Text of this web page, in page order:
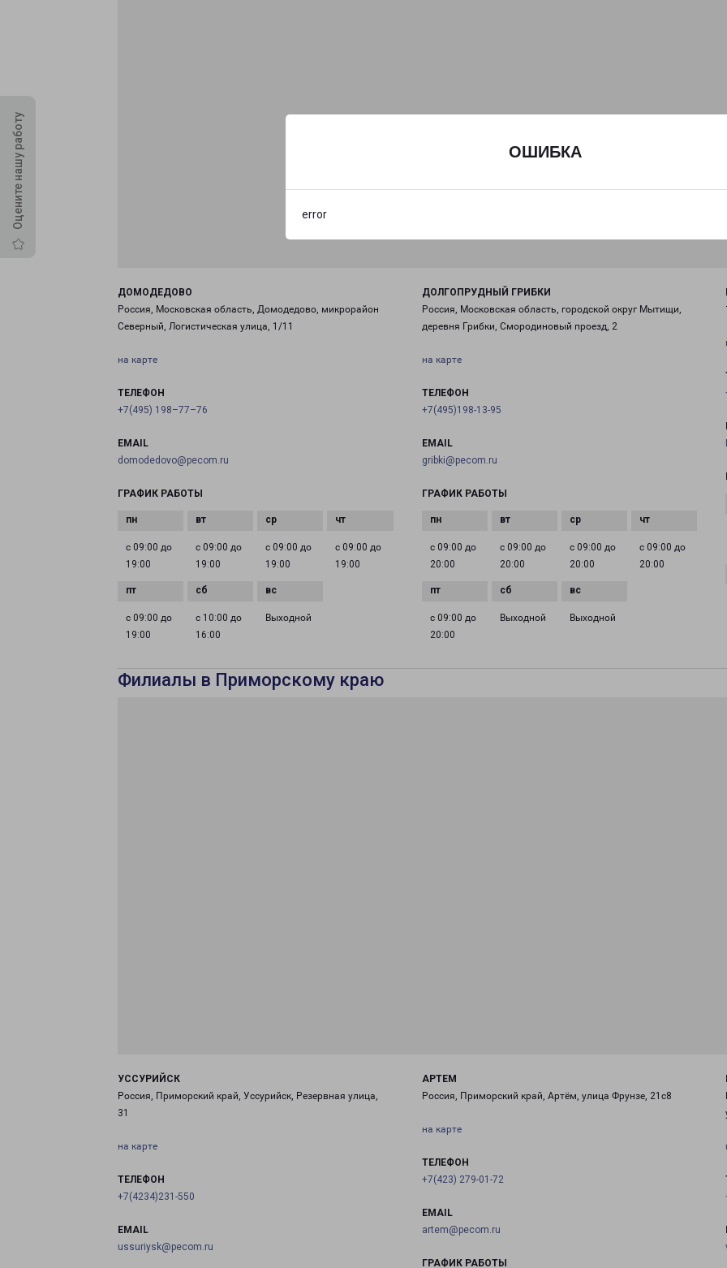
ОШИБКА
error
Оцените нашу работу
ДОМОДЕДОВО
Россия, Московская область, Домодедово, микрорайон
Северный, Логистическая улица, 1/11
на карте
ТЕЛЕФОН
+7(495) 198–77–76
EMAIL
domodedovo@pecom.ru
ГРАФИК РАБОТЫ
с 09:00 до
19:00
с 09:00 до
19:00
с 09:00 до
19:00
с 09:00 до
19:00
с 09:00 до
19:00
с 10:00 до
16:00
Выходной
ДОЛГОПРУДНЫЙ ГРИБКИ
Россия, Московская область, городской округ Мытищи,
деревня Грибки, Смородиновый проезд, 2
на карте
ТЕЛЕФОН
+7(495)198-13-95
EMAIL
gribki@pecom.ru
ГРАФИК РАБОТЫ
с 09:00 до
20:00
с 09:00 до
20:00
с 09:00 до
20:00
с 09:00 до
20:00
с 09:00 до
20:00
Выходной Выходной
Филиалы в Приморскому краю
УССУРИЙСК
Россия, Приморский край, Уссурийск, Резервная улица,
31
на карте
ТЕЛЕФОН
+7(4234)231-550
EMAIL
ussuriysk@pecom.ru
АРТЕМ
Россия, Приморский край, Артём, улица Фрунзе, 21с8
на карте
ТЕЛЕФОН
+7(423) 279-01-72
EMAIL
artem@pecom.ru
ГРАФИК РАБОТЫ